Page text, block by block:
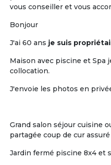
vous conseiller et vous
Bonjour
J'ai 60 ans je suis
Maison avec piscine et Spa
collocation.
J'envoie les photos en
Grand salon séjour cuisine
partagée coup de cur
Jardin fermé piscine 8x4 et
pour retraités
sein d'un